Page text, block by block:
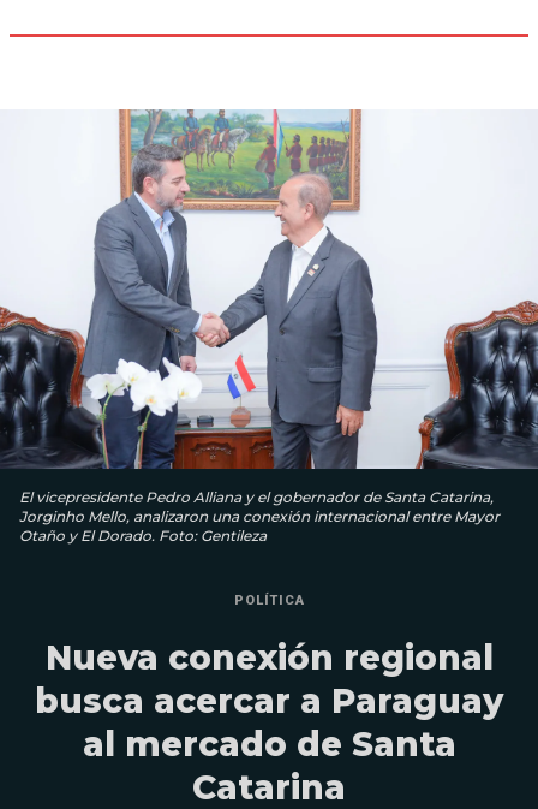
El vicepresidente Pedro Alliana y el gobernador de Santa Catarina,
Jorginho Mello, analizaron una conexión internacional entre Mayor
Otaño y El Dorado. Foto: Gentileza
POLÍTICA
Nueva conexión regional
busca acercar a Paraguay
al mercado de Santa
Catarina